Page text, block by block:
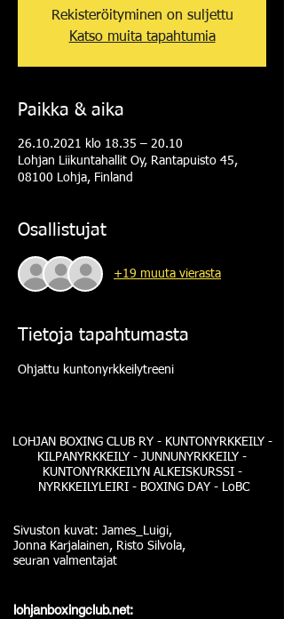
Rekisteröityminen on suljettu
Katso muita tapahtumia
Paikka & aika
26.10.2021 klo 18.35 – 20.10
Lohjan Liikuntahallit Oy, Rantapuisto 45,
08100 Lohja, Finland
Osallistujat
+19 muuta vierasta
Tietoja tapahtumasta
Ohjattu kuntonyrkkeilytreeni
LOHJAN BOXING CLUB RY - KUNTONYRKKEILY -
KILPANYRKKEILY - JUNNUNYRKKEILY -
KUNTONYRKKEILYN ALKEISKURSSI -
NYRKKEILYLEIRI - BOXING DAY - LoBC
Sivuston kuvat: James_Luigi,
Jonna Karjalainen, Risto Silvola,
seuran valmentajat
lohjanboxingclub.net: